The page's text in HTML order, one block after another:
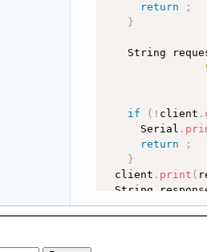
return
;
}
String
if ( ! client .
      Serial
.
return
;
}
  client
. print (
String
while (
  String line
=